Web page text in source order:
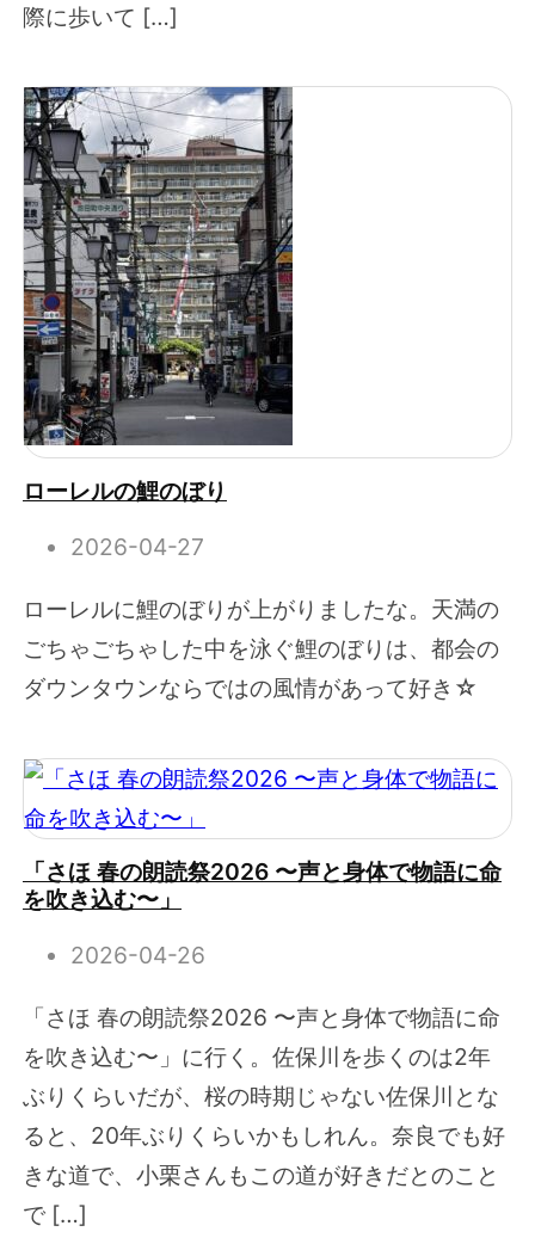
際に歩いて […]
ローレルの鯉のぼり
2026-04-27
ローレルに鯉のぼりが上がりましたな。天満の
ごちゃごちゃした中を泳ぐ鯉のぼりは、都会の
ダウンタウンならではの風情があって好き☆
「さほ 春の朗読祭2026 〜声と身体で物語に命
を吹き込む〜」
2026-04-26
「さほ 春の朗読祭2026 〜声と身体で物語に命
を吹き込む〜」に行く。佐保川を歩くのは2年
ぶりくらいだが、桜の時期じゃない佐保川とな
ると、20年ぶりくらいかもしれん。奈良でも好
きな道で、小栗さんもこの道が好きだとのこと
で […]